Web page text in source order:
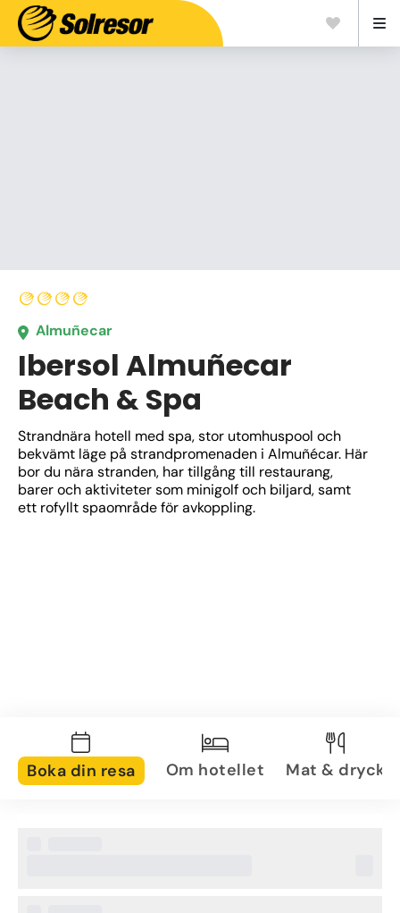
Almuñecar
Ibersol Almuñecar
Beach & Spa
Strandnära hotell med spa, stor utomhuspool och
bekvämt läge på strandpromenaden i Almuñécar. Här
bor du nära stranden, har tillgång till restaurang,
barer och aktiviteter som minigolf och biljard, samt
ett rofyllt spaområde för avkoppling.
Boka din resa Om hotellet Mat & dryck